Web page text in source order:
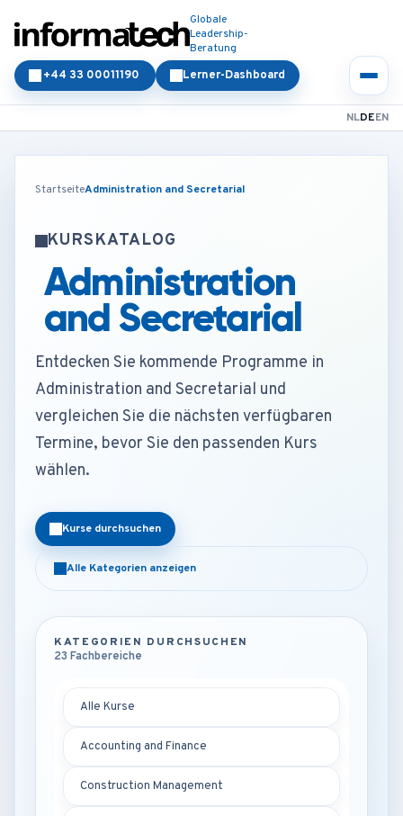
Globale
Leadership-
Beratung
Lerner-Dashboard
+44 33 00011190
NLDEEN
StartseiteAdministration and Secretarial
KURSKATALOG
Administration
and Secretarial
Entdecken Sie kommende Programme in
Administration and Secretarial und
vergleichen Sie die nächsten verfügbaren
Termine, bevor Sie den passenden Kurs
wählen.
Kurse durchsuchen
Alle Kategorien anzeigen
KATEGORIEN DURCHSUCHEN
23 Fachbereiche
Alle Kurse
Accounting and Finance
Construction Management